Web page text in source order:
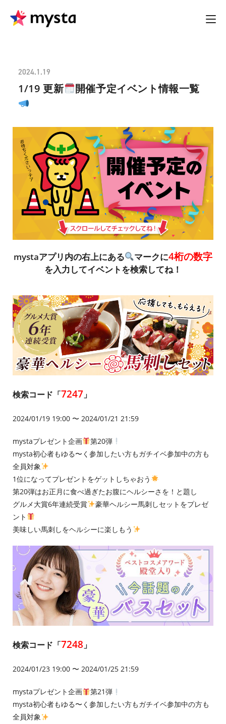
2024.1.19
1/19 更新 開催予定イベント情報一覧
mystaアプリ内の右上にある マークに4桁の数字
を入力してイベントを検索してね！
検索コード「7247 」
2024/01/19 19:00 〜 2024/01/21 21:59
mystaプレゼント企画
第20弾
mysta初心者もゆる〜く参加したい方もガチイベ参加中の方も
全員対象
1位になってプレゼントをゲットしちゃおう
第20弾はお正月に食べ過ぎたお腹にヘルシーさを！と題し
グルメ大賞6年連続受賞
豪華ヘルシー馬刺しセットをプレゼ
ント
美味しい馬刺しをヘルシーに楽しもう
検索コード「7248 」
2024/01/23 19:00 〜 2024/01/25 21:59
mystaプレゼント企画
第21弾
mysta初心者もゆる〜く参加したい方もガチイベ参加中の方も
全員対象